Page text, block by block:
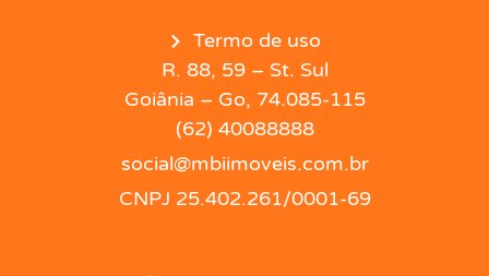
Termo de uso
R. 88, 59 – St. Sul
Goiânia – Go, 74.085-115
(62) 40088888
social@mbiimoveis.com.br
CNPJ 25.402.261/0001-69